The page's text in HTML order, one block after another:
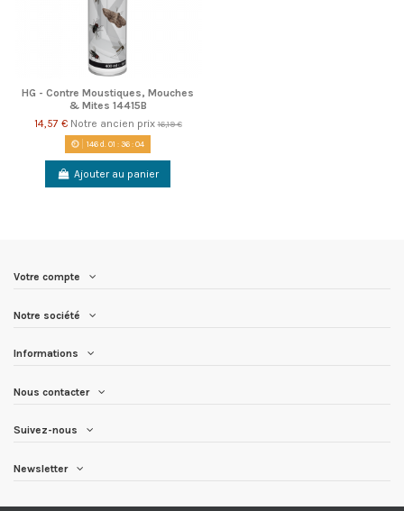
HG - Contre Moustiques, Mouches
& Mites 14415B
14,57 € Notre ancien prix16,19 €
146d. 01 :36:04
Ajouter au panier
Votre compte
Notre société
Informations
Nous contacter
Suivez-nous
Newsletter